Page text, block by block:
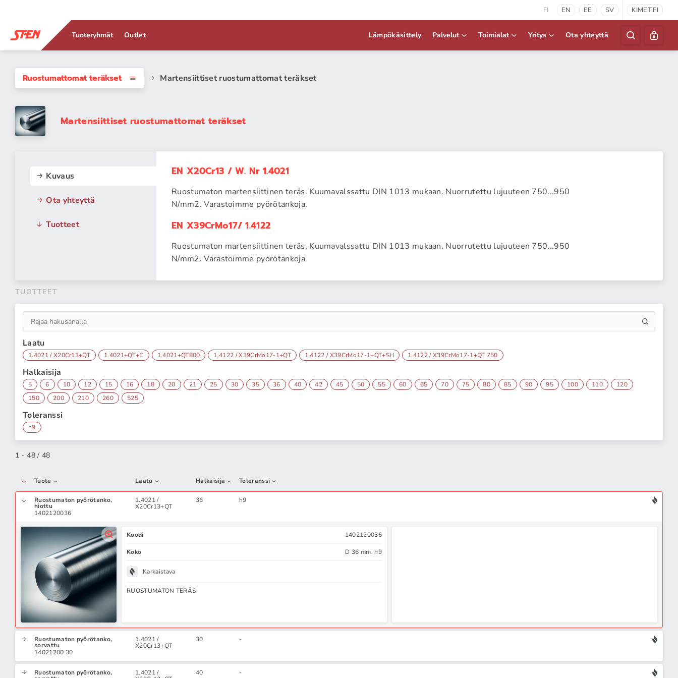
FI EN EE SV KIMET.FI
Tuoteryhmät Outlet Lämpökäsittely Palvelut Toimialat Yritys Ota yhteyttä
Ruostumattomat teräkset Martensiittiset ruostumattomat teräkset
Martensiittiset ruostumattomat teräkset
Kuvaus
Ota yhteyttä
Tuotteet
EN X20Cr13 / W. Nr 1.4021
Ruostumaton martensiittinen teräs. Kuumavalssattu DIN 1013 mukaan. Nuorrutettu lujuuteen 750...950
N/mm2. Varastoimme pyörötankoja.
EN X39CrMo17/ 1.4122
Ruostumaton martensiittinen teräs. Kuumavalssattu DIN 1013 mukaan. Nuorrutettu lujuuteen 750...950
N/mm2. Varastoimme pyörötankoja
TUOTTEET
Laatu
1.4021 / X20Cr13+QT 1.4021+QT+C 1.4021+QT800 1.4122 / X39CrMo17-1+QT 1.4122 / X39CrMo17-1+QT+SH 1.4122 / X39CrMo17-1+QT 750
Halkaisija
5 6 10 12 15 16 18 20 21 25 30 35 36 40 42 45 50 55 60 65 70 75 80 85 90 95 100 110
120
150
200 210 260 525
Toleranssi
h9
1 - 48 / 48
Tuote Laatu Halkaisija Toleranssi
Ruostumaton pyörötanko,
hiottu
1402120036
1.4021 /
X20Cr13+QT
36 h9
Koodi 1402120036
Koko D 36 mm, h9
Karkaistava
RUOSTUMATON TERÄS
Ruostumaton pyörötanko,
sorvattu
14021200 30
1.4021 /
X20Cr13+QT
30 -
Ruostumaton pyörötanko,
1.4021 /
40 -